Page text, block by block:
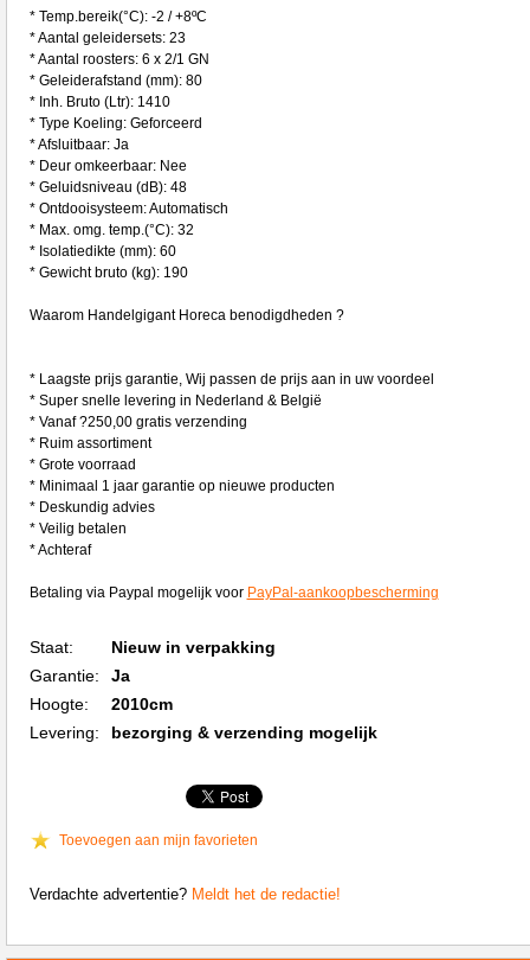
* Temp.bereik(°C): -2 / +8ºC
* Aantal geleidersets: 23
* Aantal roosters: 6 x 2/1 GN
* Geleiderafstand (mm): 80
* Inh. Bruto (Ltr): 1410
* Type Koeling: Geforceerd
* Afsluitbaar: Ja
* Deur omkeerbaar: Nee
* Geluidsniveau (dB): 48
* Ontdooisysteem: Automatisch
* Max. omg. temp.(°C): 32
* Isolatiedikte (mm): 60
* Gewicht bruto (kg): 190
Waarom Handelgigant Horeca benodigdheden ?
* Laagste prijs garantie, Wij passen de prijs aan in uw voordeel
* Super snelle levering in Nederland & België
* Vanaf ?250,00 gratis verzending
* Ruim assortiment
* Grote voorraad
* Minimaal 1 jaar garantie op nieuwe producten
* Deskundig advies
* Veilig betalen
* Achteraf
Betaling via Paypal mogelijk voor PayPal-aankoopbescherming
Staat:
Nieuw in verpakking
Garantie:
Ja
Hoogte:
2010cm
Levering:
bezorging & verzending mogelijk
Toevoegen aan mijn favorieten
Verdachte advertentie? Meldt het de redactie!